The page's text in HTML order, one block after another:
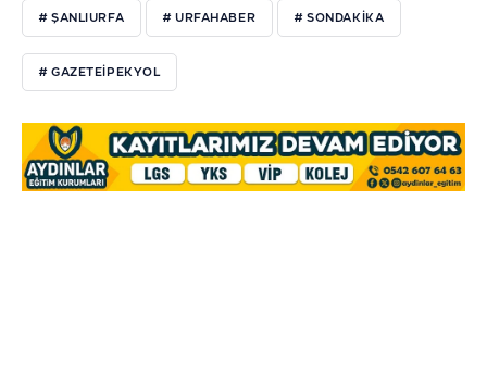
# ŞANLIURFA # URFAHABER # SONDAKIKA
# GAZETEIPEKYOL